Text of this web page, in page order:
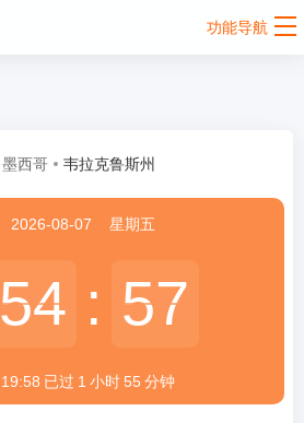
功能导航
墨西哥 韦拉克鲁斯州
2026-08-07 星期五
54
54 : 57
57
19:58 已过 1 小时55 分钟